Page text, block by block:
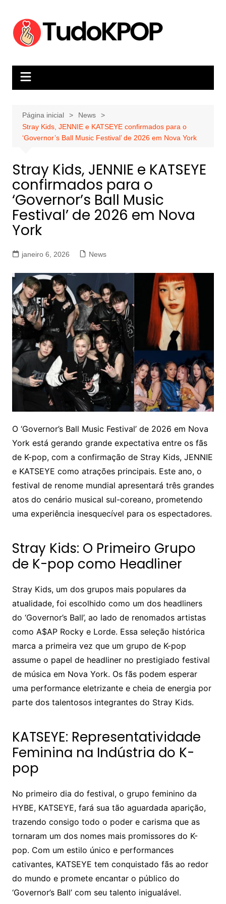
conteúdo
Página inicial
News
Stray Kids, JENNIE e KATSEYE confirmados para o
‘Governor’s Ball Music Festival’ de 2026 em Nova York
Stray Kids, JENNIE e KATSEYE
confirmados para o
‘Governor’s Ball Music
Festival’ de 2026 em Nova
York
janeiro 6, 2026 News
O ‘Governor’s Ball Music Festival’ de 2026 em Nova
York está gerando grande expectativa entre os fãs
de K-pop, com a confirmação de Stray Kids, JENNIE
e KATSEYE como atrações principais. Este ano, o
festival de renome mundial apresentará três grandes
atos do cenário musical sul-coreano, prometendo
uma experiência inesquecível para os espectadores.
Stray Kids: O Primeiro Grupo
de K-pop como Headliner
Stray Kids, um dos grupos mais populares da
atualidade, foi escolhido como um dos headliners
do ‘Governor’s Ball’, ao lado de renomados artistas
como A$AP Rocky e Lorde. Essa seleção histórica
marca a primeira vez que um grupo de K-pop
assume o papel de headliner no prestigiado festival
de música em Nova York. Os fãs podem esperar
uma performance eletrizante e cheia de energia por
parte dos talentosos integrantes do Stray Kids.
KATSEYE: Representatividade
Feminina na Indústria do K-
pop
No primeiro dia do festival, o grupo feminino da
HYBE, KATSEYE, fará sua tão aguardada aparição,
trazendo consigo todo o poder e carisma que as
tornaram um dos nomes mais promissores do K-
pop. Com um estilo único e performances
cativantes, KATSEYE tem conquistado fãs ao redor
do mundo e promete encantar o público do
‘Governor’s Ball’ com seu talento inigualável.